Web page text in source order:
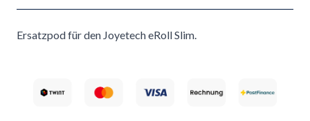
Ersatzpod für den Joyetech eRoll Slim.